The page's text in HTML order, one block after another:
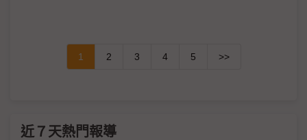
1 2 3 4 5 >>
近７天熱門報導